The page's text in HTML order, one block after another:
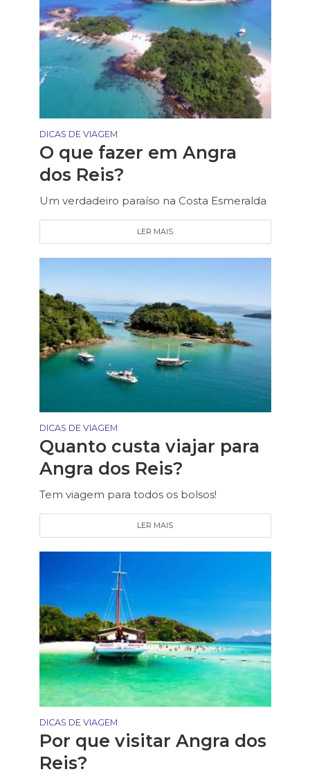
DICAS DE VIAGEM
O que fazer em Angra
dos Reis?
Um verdadeiro paraíso na Costa Esmeralda
LER MAIS
DICAS DE VIAGEM
Quanto custa viajar para
Angra dos Reis?
Tem viagem para todos os bolsos!
LER MAIS
DICAS DE VIAGEM
Por que visitar Angra dos
Reis?